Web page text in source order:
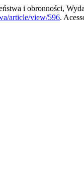
i obronności,
article/view/596.